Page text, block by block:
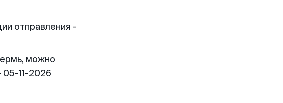
отправления -
можно
11-2026